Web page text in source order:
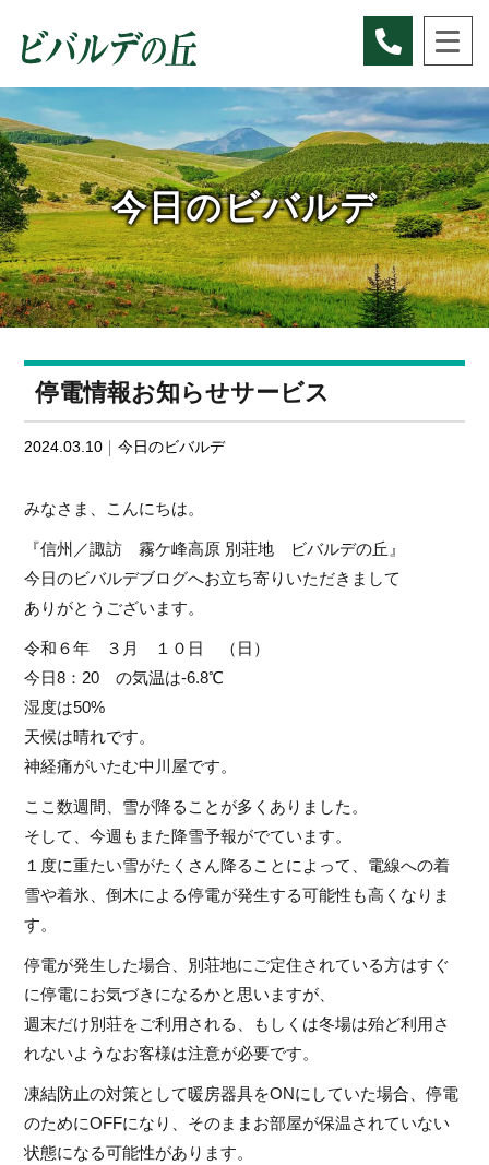
今日のビバルデ
停電情報お知らせサービス
2024.03.10 今日のビバルデ
みなさま、こんにちは。
『信州／諏訪 霧ケ峰高原 別荘地 ビバルデの丘』
今日のビバルデブログへお立ち寄りいただきまして
ありがとうございます。
令和６年 ３月 １０日 （日）
今日8：20 の気温は-6.8℃
湿度は50%
天候は晴れです。
神経痛がいたむ中川屋です。
ここ数週間、雪が降ることが多くありました。
そして、今週もまた降雪予報がでています。
１度に重たい雪がたくさん降ることによって、電線への着
雪や着氷、倒木による停電が発生する可能性も高くなりま
す。
停電が発生した場合、別荘地にご定住されている方はすぐ
に停電にお気づきになるかと思いますが、
週末だけ別荘をご利用される、もしくは冬場は殆ど利用さ
れないようなお客様は注意が必要です。
凍結防止の対策として暖房器具をONにしていた場合、停電
のためにOFFになり、そのままお部屋が保温されていない
状態になる可能性があります。